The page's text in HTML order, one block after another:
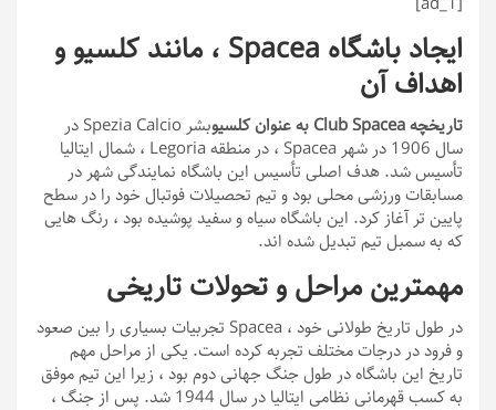
ایجاد باشگاه Spacea ، مانند کلسیو و
اهداف آن
تاریخچه Club Spacea به عنوان کلسیو
بشر Spezia Calcio در
سال 1906 در شهر Spacea ، در منطقه Legoria ، شمال ایتالیا
تأسیس شد. هدف اصلی تأسیس این باشگاه نمایندگی شهر در
مسابقات ورزشی محلی بود و تیم تحصیلات فوتبال خود را در سطح
پایین تر آغاز کرد. این باشگاه سیاه و سفید پوشیده بود ، رنگ هایی
که به سمبل تیم تبدیل شده اند.
مهمترین مراحل و تحولات تاریخی
در طول تاریخ طولانی خود ، Spacea تجربیات بسیاری را بین صعود
و فرود در درجات مختلف تجربه کرده است. یکی از مراحل مهم
تاریخ این باشگاه در طول جنگ جهانی دوم بود ، زیرا این تیم موفق
به کسب قهرمانی نظامی ایتالیا در سال 1944 شد. پس از جنگ ،